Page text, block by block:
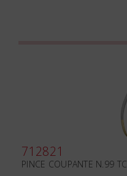
712821
PINCE COUPANTE N.99 TC